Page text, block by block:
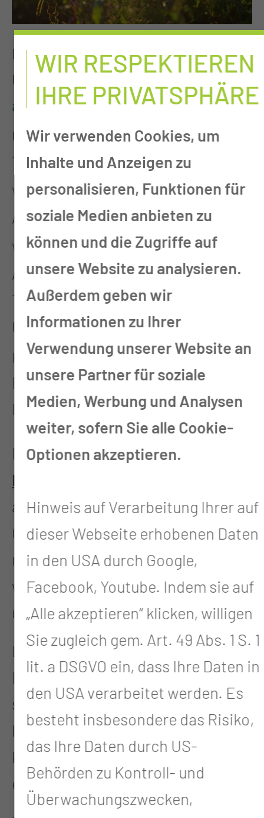
Datum
02.12.2026 | Weitere Termine
anzeigen
Uhrzeit
14:30 bis 15:30 Uhr
Veranstalter
Ambulante Krebsberatungsstelle
Veranstaltungsort
Ambulante Krebsberatungsstelle
Thiemstrasse 111
03048 Cottbus
Kurzbeschreibung
Bewegungs- und
Begegnungsangebot
DasBewegungs- und
Begegnungsangebot
ambulanten Krebsberatungsstelle
Cottbus richtet sich an Menschen
mit einer Krebserkrankung
während oder nach einer Therapie
und ist kostenfrei.
Laufen in der Natur hat positive
Effekte auf Körper und Psyche und
setzt Prozesse in Gang, die zu einer
höheren Lebensqualität beitragen
können und das Vertrauen in den
eigenen Körper fördern.
WIR RESPEKTIEREN
IHRE PRIVATSPHÄRE
Wir verwenden Cookies, um
Inhalte und Anzeigen zu
personalisieren, Funktionen für
soziale Medien anbieten zu
können und die Zugriffe auf
unsere Website zu analysieren.
Außerdem geben wir
Informationen zu Ihrer
Verwendung unserer Website an
unsere Partner für soziale
Medien, Werbung und Analysen
weiter, sofern Sie alle Cookie-
Optionen akzeptieren.
Hinweis auf Verarbeitung Ihrer auf
dieser Webseite erhobenen Daten
in den USA durch Google,
Facebook, Youtube. Indem sie auf
„Alle akzeptieren“ klicken, willigen
Sie zugleich gem. Art. 49 Abs. 1 S. 1
lit. a DSGVO ein, dass Ihre Daten in
den USA verarbeitet werden. Es
besteht insbesondere das Risiko,
das Ihre Daten durch US-
Behörden zu Kontroll- und
Überwachungszwecken,